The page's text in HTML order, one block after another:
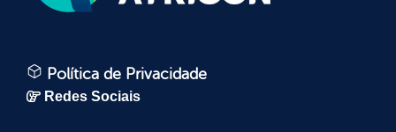
Política de Privacidade
Redes Sociais